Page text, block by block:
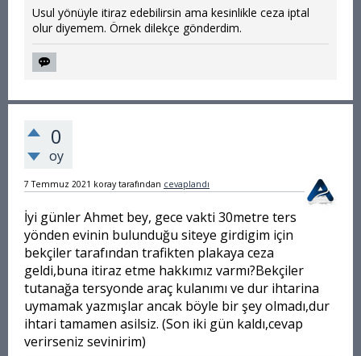
Usul yönüyle itiraz edebilirsin ama kesinlikle ceza iptal
olur diyemem. Örnek dilekçe gönderdim.
0
oy
7 Temmuz 2021 koray tarafından cevaplandı
İyi günler Ahmet bey, gece vakti 30metre ters
yönden evinin bulunduğu siteye girdigim için
bekçiler tarafından trafikten plakaya ceza
geldi,buna itiraz etme hakkımız varmı?Bekçiler
tutanağa tersyonde araç kulanımı ve dur ihtarina
uymamak yazmışlar ancak böyle bir şey olmadı,dur
ihtari tamamen asilsiz. (Son iki gün kaldı,cevap
verirseniz sevinirim)